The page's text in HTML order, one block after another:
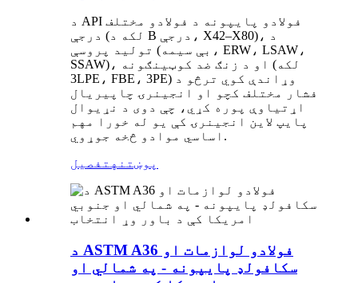
د API فولادو پایپونه د فولادو مختلف
درجې (لکه د B درجې، X42–X80)، د
تولید پروسې (بې سیمه، ERW، LSAW،
SSAW)، او د زنګ ضد کوټینګونه (لکه
3LPE، FBE، 3PE) وړاندې کوي ترڅو د
فشار مختلف کچو او انجینرۍ چاپیریال
اړتیاوې پوره کړي، چې دوی د نړیوال
پایپ لاین انجینرۍ کې یو له خورا مهم
اساسي موادو څخه جوړوي.
پوښتنه تفصیل
د ASTM A36 فولادو لوازمات او
سکافولډ پایپونه - په شمالي او